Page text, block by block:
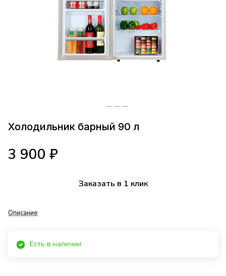
Холодильник барный 90 л
3 900 ₽
Заказать в 1 клик
Описание
Есть в наличии